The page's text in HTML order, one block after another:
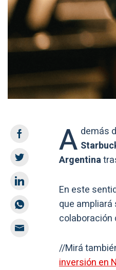
A demás
Argentina
En este
que
colaboración
//Mirá
inversión en